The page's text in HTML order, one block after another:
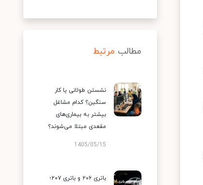
مطالب مرتبط
نشستن طولانی یا کار
سنگین؟ کدام مشاغل
بیشتر به بیماری‌های
مقعدی مبتلا می‌شوند؟
1405/05/15
باتری ۲۰۶ و باتری ۲۰۷؛